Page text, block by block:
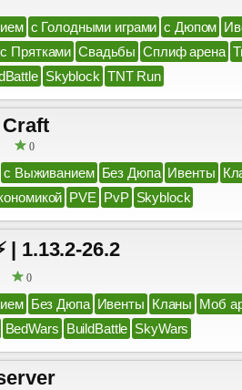
с Голодными играми с Дюпом
с Прятками Свадьбы Сплиф арена
Skyblock TNT Run
0
с Выживанием Без Дюпа Ивенты
PVE PvP Skyblock
| 1.13.2-26.2
0
Без Дюпа Ивенты Кланы Моб
BedWars BuildBattle SkyWars